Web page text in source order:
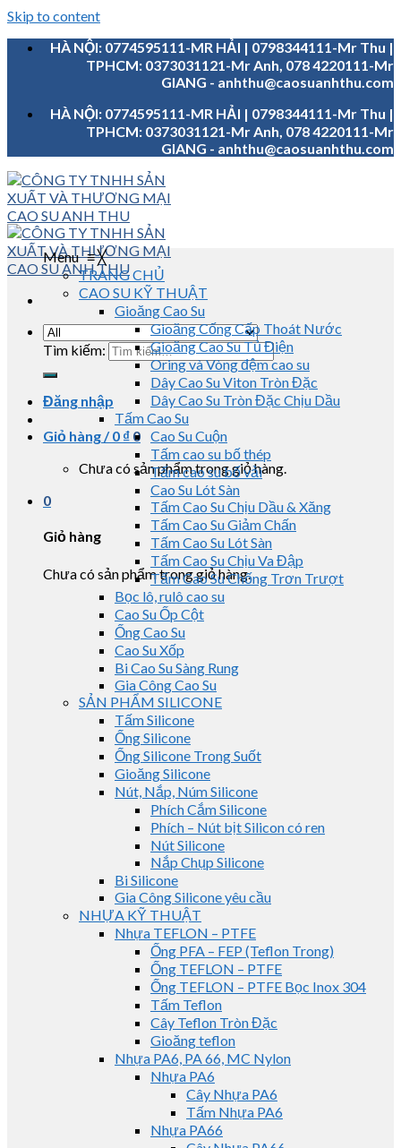
Skip to content
HÀ NỘI: 0774595111-MR HẢI | 0798344111-Mr Thu |
TPHCM: 0373031121-Mr Anh, 078 4220111-Mr
GIANG - anhthu@caosuanhthu.com
HÀ NỘI: 0774595111-MR HẢI | 0798344111-Mr Thu |
TPHCM: 0373031121-Mr Anh, 078 4220111-Mr
GIANG - anhthu@caosuanhthu.com
Tìm kiếm:
Đăng nhập
Giỏ hàng /0 ₫ 0
Chưa có sản phẩm trong giỏ hàng.
0
Giỏ hàng
Chưa có sản phẩm trong giỏ hàng.
Menu≡╳
TRANG CHỦ
CAO SU KỸ THUẬT
Gioăng Cao Su
Gioăng Cống Cấp Thoát Nước
Gioăng Cao Su Tủ Điện
Oring và Vòng đệm cao su
Dây Cao Su Viton Tròn Đặc
Dây Cao Su Tròn Đặc Chịu Dầu
Tấm Cao Su
Cao Su Cuộn
Tấm cao su bố thép
Tấm cao su bố vải
Cao Su Lót Sàn
Tấm Cao Su Chịu Dầu & Xăng
Tấm Cao Su Giảm Chấn
Tấm Cao Su Lót Sàn
Tấm Cao Su Chịu Va Đập
Tấm Cao Su Chống Trơn Trượt
Bọc lô, rulô cao su
Cao Su Ốp Cột
Ống Cao Su
Cao Su Xốp
Bi Cao Su Sàng Rung
Gia Công Cao Su
SẢN PHẨM SILICONE
Tấm Silicone
Ống Silicone
Ống Silicone Trong Suốt
Gioăng Silicone
Nút, Nắp, Núm Silicone
Phích Cắm Silicone
Phích – Nút bịt Silicon có ren
Nút Silicone
Nắp Chụp Silicone
Bi Silicone
Gia Công Silicone yêu cầu
NHỰA KỸ THUẬT
Nhựa TEFLON – PTFE
Ống PFA – FEP (Teflon Trong)
Ống TEFLON – PTFE
Ống TEFLON – PTFE Bọc Inox 304
Tấm Teflon
Cây Teflon Tròn Đặc
Gioăng teflon
Nhựa PA6, PA 66, MC Nylon
Nhựa PA6
Cây Nhựa PA6
Tấm Nhựa PA6
Nhựa PA66